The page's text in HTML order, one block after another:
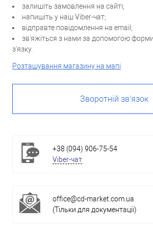
залишіть замовлення на сайті;
напишіть у наш Viber-чат;
відправте повідомлення на email;
зв'яжіться з нами за допомогою
з'язку.
Розташування магазину на мапі
Зворотній зв'язок
+38 (094) 906-75-54
Viber-чат
office@cd-market.com.ua
(Тільки для документації)